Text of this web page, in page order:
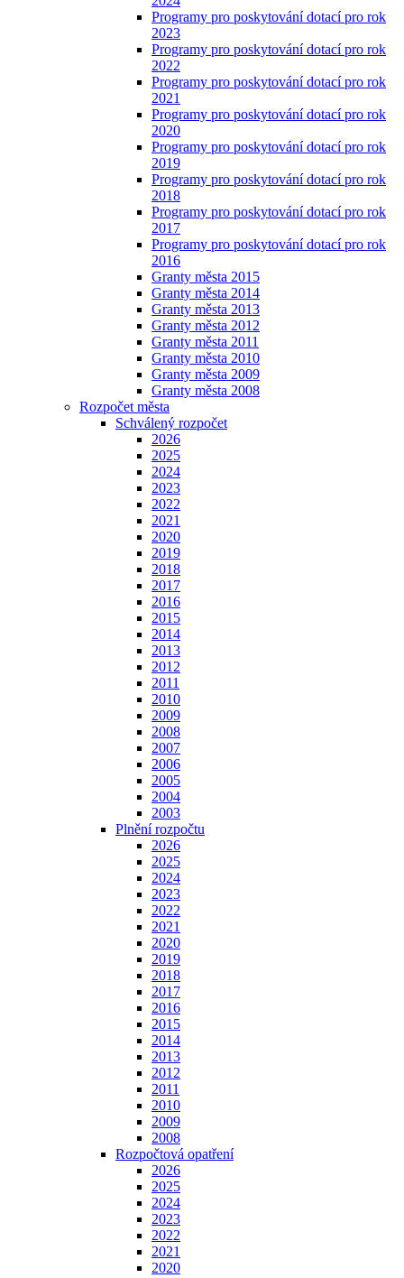
Programy pro poskytování dotací pro rok
2023
Programy pro poskytování dotací pro rok
2022
Programy pro poskytování dotací pro rok
2021
Programy pro poskytování dotací pro rok
2020
Programy pro poskytování dotací pro rok
2019
Programy pro poskytování dotací pro rok
2018
Programy pro poskytování dotací pro rok
2017
Programy pro poskytování dotací pro rok
2016
Granty města 2015
Granty města 2014
Granty města 2013
Granty města 2012
Granty města 2011
Granty města 2010
Granty města 2009
Granty města 2008
Rozpočet města
Schválený rozpočet
2026
2025
2024
2023
2022
2021
2020
2019
2018
2017
2016
2015
2014
2013
2012
2011
2010
2009
2008
2007
2006
2005
2004
2003
Plnění rozpočtu
2026
2025
2024
2023
2022
2021
2020
2019
2018
2017
2016
2015
2014
2013
2012
2011
2010
2009
2008
Rozpočtová opatření
2026
2025
2024
2023
2022
2021
2020